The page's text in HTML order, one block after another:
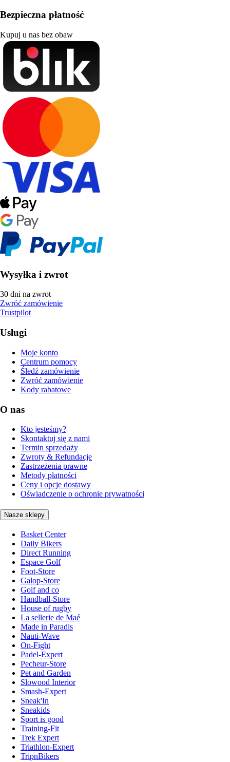
Bezpieczna płatność
Kupuj u nas bez obaw
Wysyłka i zwrot
30 dni na zwrot
Zwróć zamówienie
Trustpilot
Usługi
Moje konto
Centrum pomocy
Śledź zamówienie
Zwróć zamówienie
Kody rabatowe
O nas
Kto jesteśmy?
Skontaktuj się z nami
Termin sprzedaży
Zwroty & Refundacje
Zastrzeżenia prawne
Metody płatności
Ceny i opcje dostawy
Oświadczenie o ochronie prywatności
Nasze sklepy
Basket Center
Daily Bikers
Direct Running
Espace Golf
Foot-Store
Galop-Store
Golf and co
Handball-Store
House of rugby
La sellerie de Maé
Made in Paradis
Nauti-Wave
On-Fight
Padel-Expert
Pecheur-Store
Pet and Garden
Slowood Interior
Smash-Expert
Sneak'In
Sneakids
Sport is good
Training-Fit
Trek Expert
Triathlon-Expert
TripnBikers